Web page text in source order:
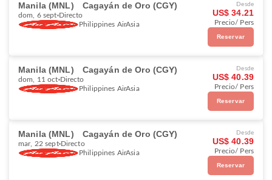
Manila (MNL) Cagayán de Oro (CGY)
dom, 6 sept Directo
Philippines AirAsia
Desde
US$ 34.21
Precio/ Pers
Reservar
Manila (MNL) Cagayán de Oro (CGY)
dom, 11 oct Directo
Philippines AirAsia
Desde
US$ 40.39
Precio/ Pers
Reservar
Manila (MNL) Cagayán de Oro (CGY)
mar, 22 sept Directo
Philippines AirAsia
Desde
US$ 40.39
Precio/ Pers
Reservar